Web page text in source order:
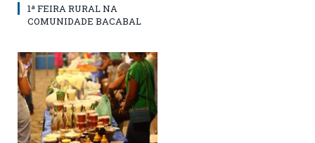
1ª FEIRA RURAL NA
COMUNIDADE BACABAL